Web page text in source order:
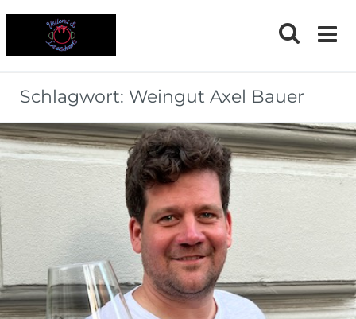
Schlagwort: Weingut Axel Bauer